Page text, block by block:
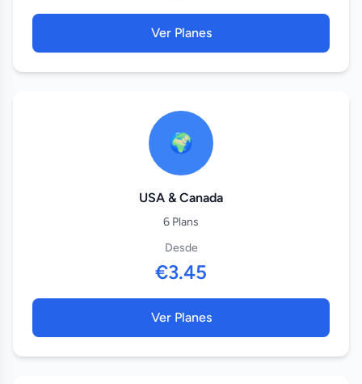
Ver Planes
🌍
USA & Canada
6 Plans
Desde
€3.45
Ver Planes